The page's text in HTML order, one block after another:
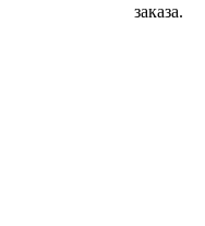
заказа.